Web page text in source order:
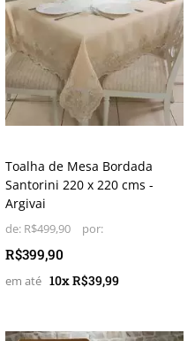
Toalha de Mesa Bordada
Santorini 220 x 220 cms -
Argivai
de: R$499,90
R$399,90
10x R$39,99